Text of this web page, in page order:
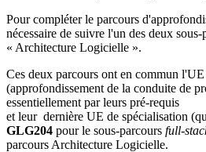
Pour compléter le parcours
nécessaire de suivre l'un des deux
« Architecture Logicielle ».
Ces deux parcours ont en commun l'UE
(approfondissement de la conduite de
essentiellement par leurs pré-requis
et leur dernière UE de spécialisation
GLG204 pour le sous-parcours full-
parcours Architecture Logicielle.